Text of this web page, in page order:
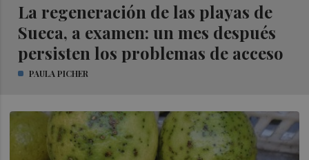
La regeneración de las playas de
Sueca, a examen: un mes después
persisten los problemas de acceso
PAULA PICHER